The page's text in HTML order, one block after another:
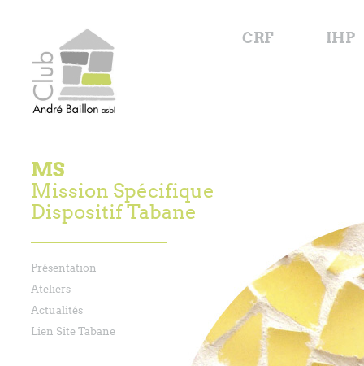
CRF IHP
MS
Mission Spécifique
Dispositif Tabane
Présentation
Ateliers
Actualités
Lien Site Tabane